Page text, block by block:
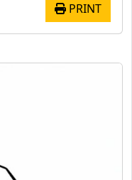
PRINT